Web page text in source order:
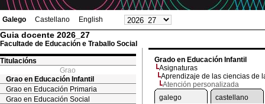
Galego Castellano English
Guia docente 2026_27
Facultade de Educación e Traballo Social
Titulacións
Grao
Grao en Educación Infantil
Grao en Educación Primaria
Grao en Educación Social
Grado en Educación Infantil
Asignaturas
Aprendizaje de las ciencias de
Atención personalizada
galego
castellano